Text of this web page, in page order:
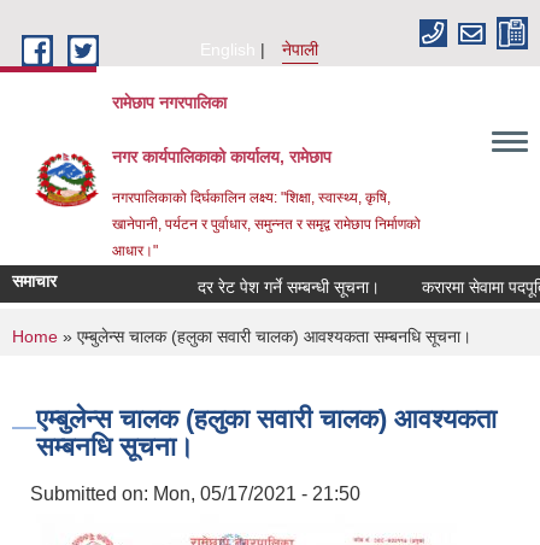
English
नेपाली
रामेछाप नगरपालिका
नगर कार्यपालिकाको कार्यालय, रामेछाप
नगरपालिकाको दिर्घकालिन लक्ष्य: "शिक्षा, स्वास्थ्य, कृषि,
खानेपानी, पर्यटन र पुर्वाधार, समुन्नत र समृद्व रामेछाप निर्माणको
आधार।"
समाचार दर रेट पेश गर्ने सम्बन्धी सूचना। करारमा सेवामा पदपूर्ति
You are here
Home » एम्बुलेन्स चालक (हलुका सवारी चालक) आवश्यकता सम्बनधि सूचना।
एम्बुलेन्स चालक (हलुका सवारी चालक) आवश्यकता
सम्बनधि सूचना।
Submitted on: Mon, 05/17/2021 - 21:50